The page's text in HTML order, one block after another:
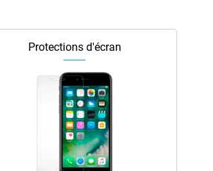
Protections d'écran